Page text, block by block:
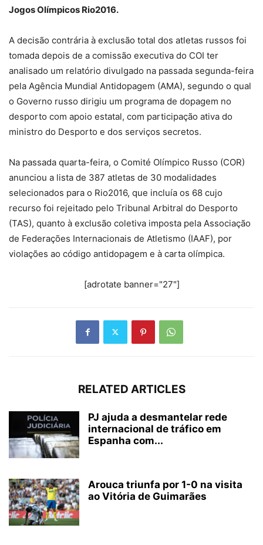
Jogos Olímpicos Rio2016.
A decisão contrária à exclusão total dos atletas russos foi
tomada depois de a comissão executiva do COI ter
analisado um relatório divulgado na passada segunda-feira
pela Agência Mundial Antidopagem (AMA), segundo o qual
o Governo russo dirigiu um programa de dopagem no
desporto com apoio estatal, com participação ativa do
ministro do Desporto e dos serviços secretos.
Na passada quarta-feira, o Comité Olímpico Russo (COR)
anunciou a lista de 387 atletas de 30 modalidades
selecionados para o Rio2016, que incluía os 68 cujo
recurso foi rejeitado pelo Tribunal Arbitral do Desporto
(TAS), quanto à exclusão coletiva imposta pela Associação
de Federações Internacionais de Atletismo (IAAF), por
violações ao código antidopagem e à carta olímpica.
[adrotate banner="27"]
RELATED ARTICLES
PJ ajuda a desmantelar rede
internacional de tráfico em
Espanha com...
Arouca triunfa por 1-0 na visita
ao Vitória de Guimarães